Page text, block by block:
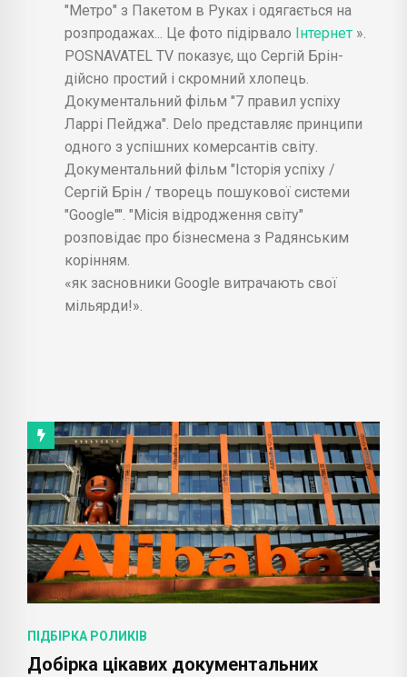
"Метро" з Пакетом в Руках і одягається на
розпродажах... Це фото підірвало Інтернет ».
POSNAVATEL TV показує, що Сергій Брін-
дійсно простий і скромний хлопець.
Документальний фільм "7 правил успіху
Ларрі Пейджа". Delo представляє принципи
одного з успішних комерсантів світу.
Документальний фільм "Історія успіху /
Сергій Брін / творець пошукової системи
"Google"". "Місія відродження світу"
розповідає про бізнесмена з Радянським
корінням.
«як засновники Google витрачають свої
мільярди!».
документальних
Добірка